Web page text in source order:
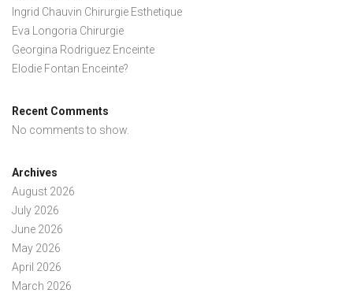
Ingrid Chauvin Chirurgie Esthetique
Eva Longoria Chirurgie
Georgina Rodriguez Enceinte
Elodie Fontan Enceinte?
Recent Comments
No comments to show.
Archives
August 2026
July 2026
June 2026
May 2026
April 2026
March 2026